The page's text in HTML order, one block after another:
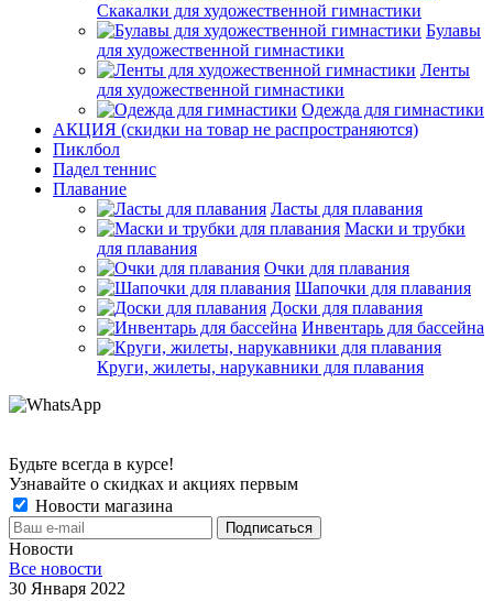
Скакалки для художественной гимнастики
Булавы
для художественной гимнастики
Ленты
для художественной гимнастики
Одежда для гимнастики
АКЦИЯ (скидки на товар не распространяются)
Пиклбол
Падел теннис
Плавание
Ласты для плавания
Маски и трубки
для плавания
Очки для плавания
Шапочки для плавания
Доски для плавания
Инвентарь для бассейна
Круги, жилеты, нарукавники для плавания
Будьте всегда в курсе!
Узнавайте о скидках и акциях первым
Новости магазина
Новости
Все новости
30 Января 2022